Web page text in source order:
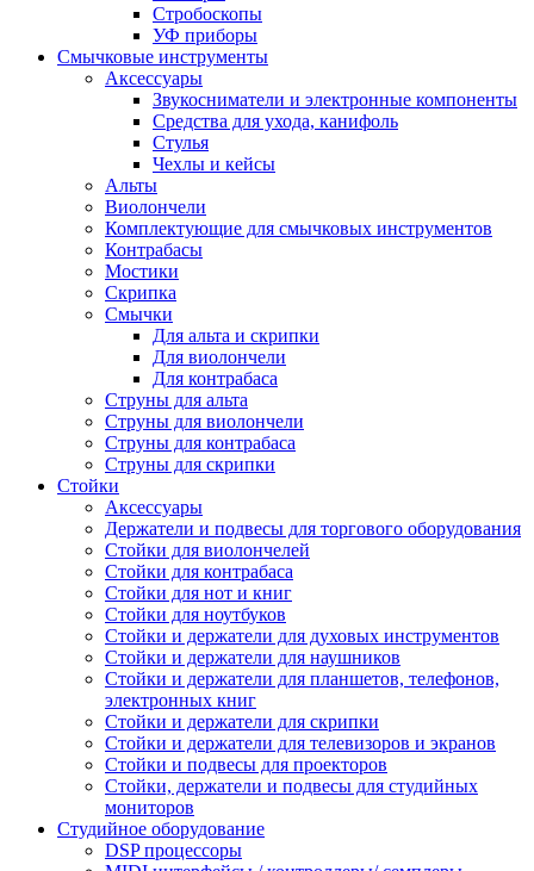
Стробоскопы
УФ приборы
Смычковые инструменты
Аксессуары
Звукосниматели и электронные компоненты
Средства для ухода, канифоль
Стулья
Чехлы и кейсы
Альты
Виолончели
Комплектующие для смычковых инструментов
Контрабасы
Мостики
Скрипка
Смычки
Для альта и скрипки
Для виолончели
Для контрабаса
Струны для альта
Струны для виолончели
Струны для контрабаса
Струны для скрипки
Стойки
Аксессуары
Держатели и подвесы для торгового оборудования
Стойки для виолончелей
Стойки для контрабаса
Стойки для нот и книг
Стойки для ноутбуков
Стойки и держатели для духовых инструментов
Стойки и держатели для наушников
Стойки и держатели для планшетов, телефонов,
электронных книг
Стойки и держатели для скрипки
Стойки и держатели для телевизоров и экранов
Стойки и подвесы для проекторов
Стойки, держатели и подвесы для студийных
мониторов
Студийное оборудование
DSP процессоры